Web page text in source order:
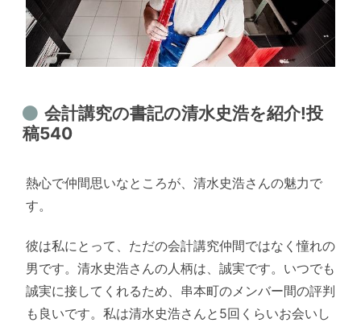
会計講究の書記の清水史浩を紹介!投
稿540
熱心で仲間思いなところが、清水史浩さんの魅力で
す。
彼は私にとって、ただの会計講究仲間ではなく憧れの
男です。清水史浩さんの人柄は、誠実です。いつでも
誠実に接してくれるため、串本町のメンバー間の評判
も良いです。私は清水史浩さんと5回くらいお会いし